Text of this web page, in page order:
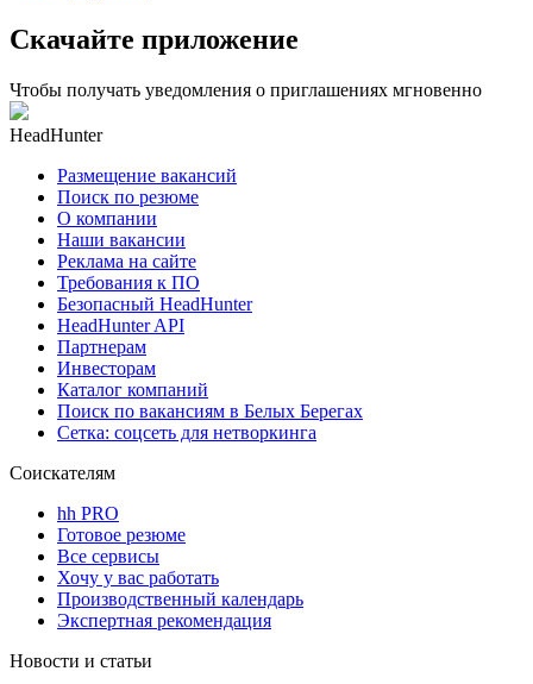
Скачайте приложение
Чтобы получать уведомления о приглашениях мгновенно
HeadHunter
Размещение вакансий
Поиск по резюме
О компании
Наши вакансии
Реклама на сайте
Требования к ПО
Безопасный HeadHunter
HeadHunter API
Партнерам
Инвесторам
Каталог компаний
Поиск по вакансиям в Белых Берегах
Сетка: соцсеть для нетворкинга
Соискателям
hh PRO
Готовое резюме
Все сервисы
Хочу у вас работать
Производственный календарь
Экспертная рекомендация
Новости и статьи